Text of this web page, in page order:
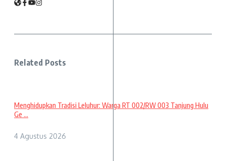
Related Posts
Menghidupkan Tradisi Leluhur: Warga RT 002/RW 003 Tanjung Hulu
Ge ...
4 Agustus 2026